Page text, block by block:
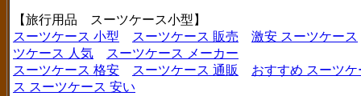
【旅行用品 スーツケース小型】
スーツケース 小型
スーツケース 販売
激安 スーツケース
ツケース 人気
スーツケース メーカー
スーツケース 格安
スーツケース 通販
おすすめ スーツケ
ス スーツケース 安い